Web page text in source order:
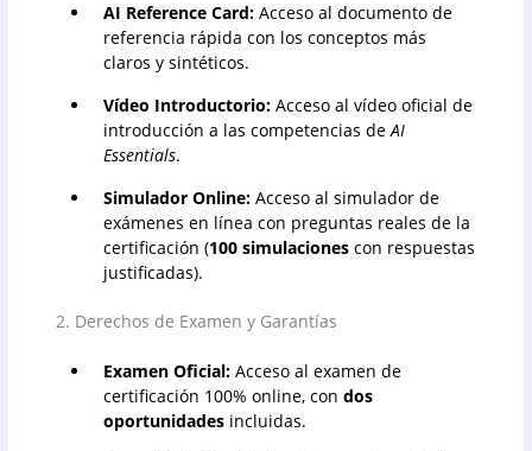
AI Reference Card: Acceso al documento de
referencia rápida con los conceptos más
claros y sintéticos.
Vídeo Introductorio: Acceso al vídeo oficial de
introducción a las competencias deAI
Essentials.
Simulador Online: Acceso al simulador de
exámenes en línea con preguntas reales de la
certificación (100 simulaciones con respuestas
justificadas).
2. Derechos de Examen y Garantías
Examen Oficial: Acceso al examen de
certificación 100% online, condos
oportunidades incluidas.